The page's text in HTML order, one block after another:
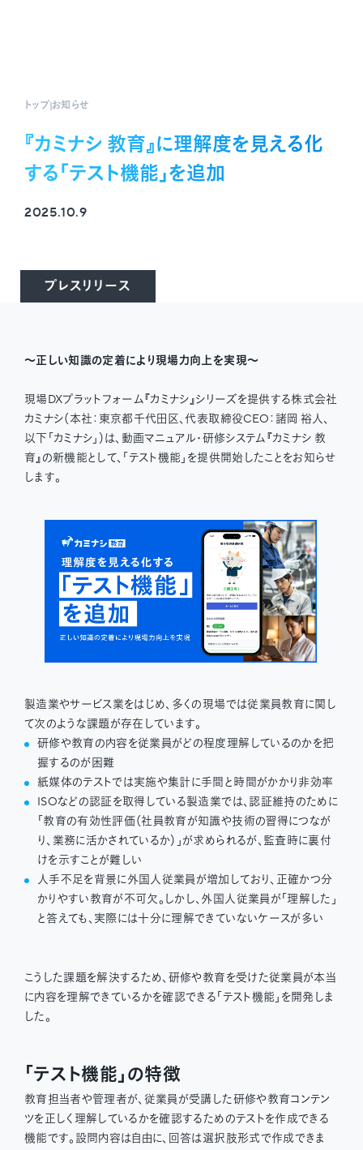
トップお知らせ
『カミナシ 教育』に理解度を見える化
する「テスト機能」を追加
2025.10.9
プレスリリース
〜正しい知識の定着により現場力向上を実現〜
現場DXプラットフォーム『カミナシ』シリーズを提供する株式会社
カミナシ（本社：東京都千代田区、代表取締役CEO：諸岡 裕人、
以下「カミナシ」）は、動画マニュアル・研修システム『カミナシ 教
育』の新機能として、「テスト機能」を提供開始したことをお知らせ
します。
製造業やサービス業をはじめ、多くの現場では従業員教育に関し
て次のような課題が存在しています。
研修や教育の内容を従業員がどの程度理解しているのかを把
握するのが困難
紙媒体のテストでは実施や集計に手間と時間がかかり非効率
ISOなどの認証を取得している製造業では、認証維持のために
「教育の有効性評価（社員教育が知識や技術の習得につなが
り、業務に活かされているか）」が求められるが、監査時に裏付
けを示すことが難しい
人手不足を背景に外国人従業員が増加しており、正確かつ分
かりやすい教育が不可欠。しかし、外国人従業員が「理解した」
と答えても、実際には十分に理解できていないケースが多い
こうした課題を解決するため、研修や教育を受けた従業員が本当
に内容を理解できているかを確認できる「テスト機能」を開発しま
した。
「テスト機能」の特徴
教育担当者や管理者が、従業員が受講した研修や教育コンテン
ツを正しく理解しているかを確認するためのテストを作成できる
機能です。設問内容は自由に、回答は選択肢形式で作成できま